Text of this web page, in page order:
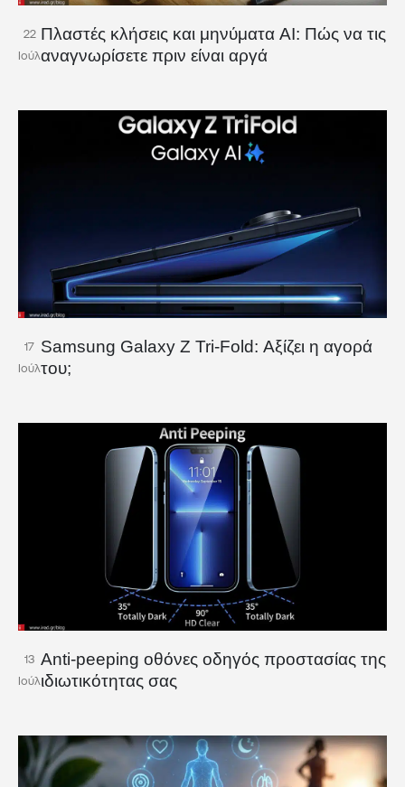
22
Ιούλ
Πλαστές κλήσεις και μηνύματα AI: Πώς να τις
αναγνωρίσετε πριν είναι αργά
17
Ιούλ
Samsung Galaxy Z Tri-Fold: Αξίζει η αγορά
του;
13
Ιούλ
Anti-peeping οθόνες οδηγός προστασίας της
ιδιωτικότητας σας